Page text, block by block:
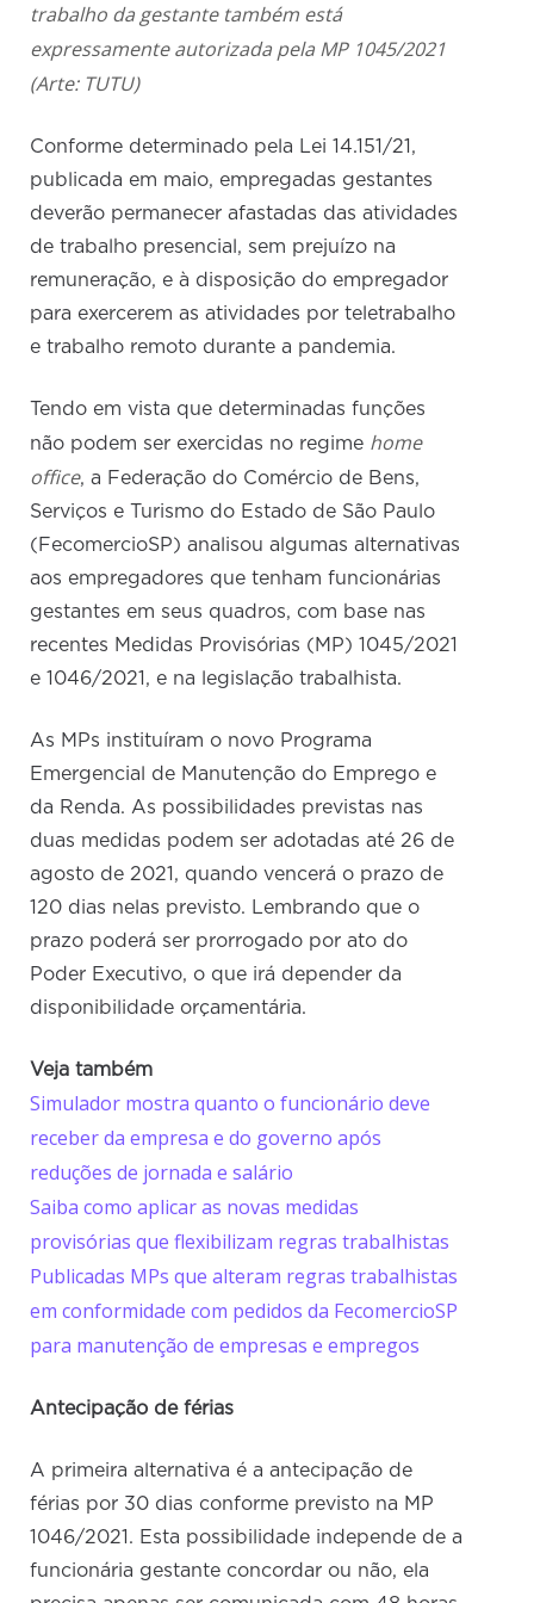
trabalho da gestante também está
expressamente autorizada pela MP 1045/2021
(Arte: TUTU)
Conforme determinado pela Lei 14.151/21,
publicada em maio, empregadas gestantes
deverão permanecer afastadas das atividades
de trabalho presencial, sem prejuízo na
remuneração, e à disposição do empregador
para exercerem as atividades por teletrabalho
e trabalho remoto durante a pandemia.
Tendo em vista que determinadas funções
não podem ser exercidas no regime home
office, a Federação do Comércio de Bens,
Serviços e Turismo do Estado de São Paulo
(FecomercioSP) analisou algumas alternativas
aos empregadores que tenham funcionárias
gestantes em seus quadros, com base nas
recentes Medidas Provisórias (MP) 1045/2021
e 1046/2021, e na legislação trabalhista.
As MPs instituíram o novo Programa
Emergencial de Manutenção do Emprego e
da Renda. As possibilidades previstas nas
duas medidas podem ser adotadas até 26 de
agosto de 2021, quando vencerá o prazo de
120 dias nelas previsto. Lembrando que o
prazo poderá ser prorrogado por ato do
Poder Executivo, o que irá depender da
disponibilidade orçamentária.
Veja também
Simulador mostra quanto o funcionário deve
receber da empresa e do governo após
reduções de jornada e salário
Saiba como aplicar as novas medidas
provisórias que flexibilizam regras trabalhistas
Publicadas MPs que alteram regras trabalhistas
em conformidade com pedidos da FecomercioSP
para manutenção de empresas e empregos
Antecipação de férias
A primeira alternativa é a antecipação de
férias por 30 dias conforme previsto na MP
1046/2021. Esta possibilidade independe de a
funcionária gestante concordar ou não, ela